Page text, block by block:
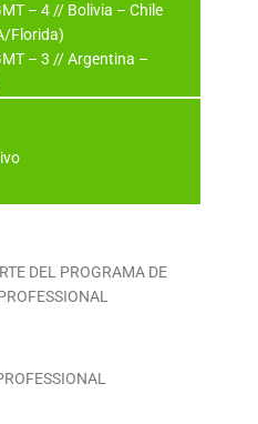
– 4 // Bolivia – Chile
Florida)
– 3 // Argentina –
DEL PROGRAMA DE